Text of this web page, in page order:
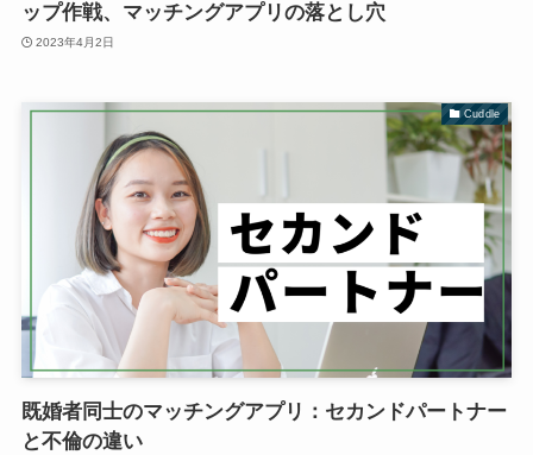
ップ作戦、マッチングアプリの落とし穴
2023年4月2日
Cuddle
既婚者同士のマッチングアプリ：セカンドパートナー
と不倫の違い